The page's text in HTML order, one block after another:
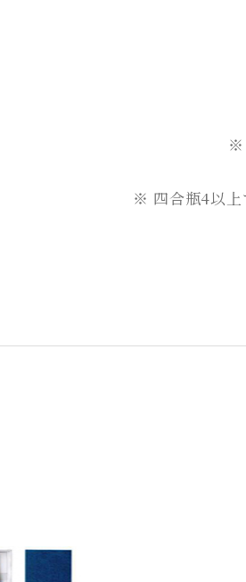
※
※ 四合瓶4以上